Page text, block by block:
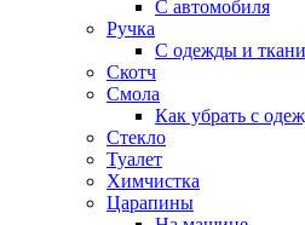
С автомобиля
Ручка
С одежды и ткани
Скотч
Смола
Как убрать с
Стекло
Туалет
Химчистка
Царапины